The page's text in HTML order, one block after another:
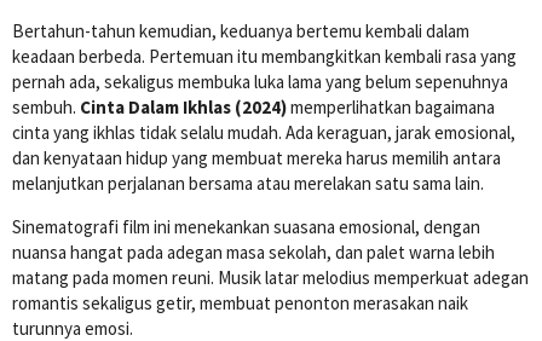
Bertahun-tahun kemudian, keduanya bertemu kembali dalam
keadaan berbeda. Pertemuan itu membangkitkan kembali rasa yang
pernah ada, sekaligus membuka luka lama yang belum sepenuhnya
sembuh. Cinta Dalam Ikhlas (2024)memperlihatkan bagaimana
cinta yang ikhlas tidak selalu mudah. Ada keraguan, jarak emosional,
dan kenyataan hidup yang membuat mereka harus memilih antara
melanjutkan perjalanan bersama atau merelakan satu sama lain.
Sinematografi film ini menekankan suasana emosional, dengan
nuansa hangat pada adegan masa sekolah, dan palet warna lebih
matang pada momen reuni. Musik latar melodius memperkuat adegan
romantis sekaligus getir, membuat penonton merasakan naik
turunnya emosi.